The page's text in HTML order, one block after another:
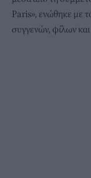
Paris», ενώθηκε με
συγγενών, φίλων